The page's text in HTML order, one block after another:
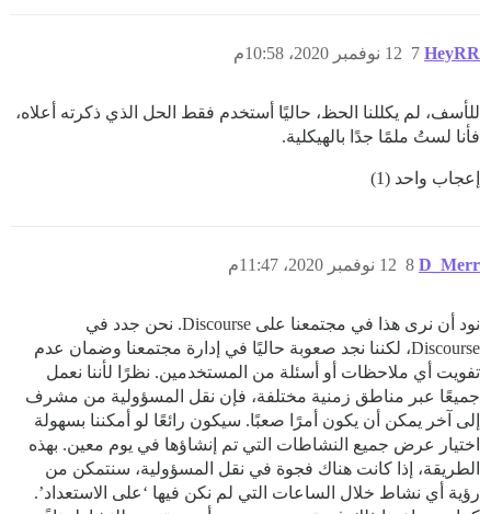
HeyRR 12 نوفمبر 2020، 10:58م 7
للأسف، لم يكللنا الحظ، حاليًا أستخدم فقط الحل الذي ذكرته أعلاه،
فأنا لستُ ملمًا جدًا بالهيكلية.
إعجاب واحد (1)
D_Merr 12 نوفمبر 2020، 11:47م 8
نود أن نرى هذا في مجتمعنا على Discourse. نحن جدد في
Discourse، لكننا نجد صعوبة حاليًا في إدارة مجتمعنا وضمان عدم
تفويت أي ملاحظات أو أسئلة من المستخدمين. نظرًا لأننا نعمل
جميعًا عبر مناطق زمنية مختلفة، فإن نقل المسؤولية من مشرف
إلى آخر يمكن أن يكون أمرًا صعبًا. سيكون رائعًا لو أمكننا بسهولة
اختيار عرض جميع النشاطات التي تم إنشاؤها في يوم معين. بهذه
الطريقة، إذا كانت هناك فجوة في نقل المسؤولية، سنتمكن من
رؤية أي نشاط خلال الساعات التي لم نكن فيها ‘على الاستعداد’.